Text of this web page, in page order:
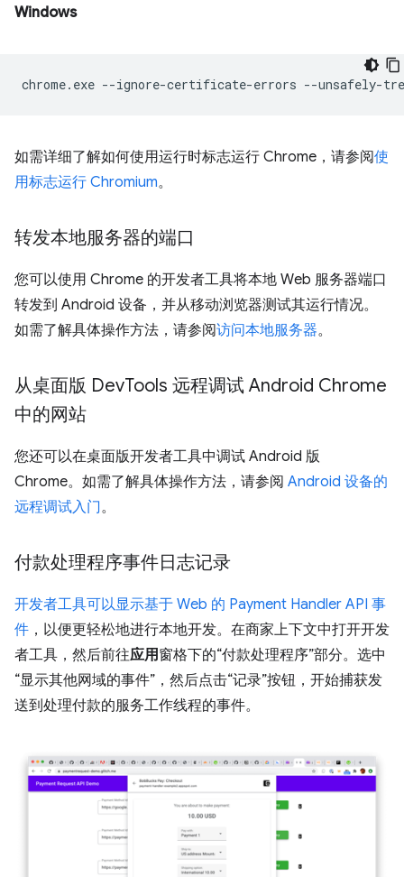
Windows
chrome.exe --ignore-certificate-errors --unsafely-
如需详细了解如何使用运行时标志运行 Chrome，请参阅使
用标志运行 Chromium。
转发本地服务器的端口
您可以使用 Chrome 的开发者工具将本地 Web 服务器端口
转发到 Android 设备，并从移动浏览器测试其运行情况。
如需了解具体操作方法，请参阅访问本地服务器。
从桌面版 DevTools 远程调试 Android Chrome
中的网站
您还可以在桌面版开发者工具中调试 Android 版
Chrome。如需了解具体操作方法，请参阅 Android 设备的
远程调试入门。
付款处理程序事件日志记录
开发者工具可以显示基于 Web 的 Payment Handler API 事
件 ，以便更轻松地进行本地开发。在商家上下文中打开开发
者工具，然后前往应用窗格下的“付款处理程序”部分。选中
“显示其他网域的事件”，然后点击“记录”按钮，开始捕获发
送到处理付款的服务工作线程的事件。